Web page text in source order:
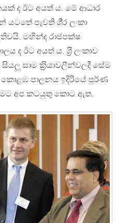
ද ඊට අයත් ය. මේ ආධාර
පැවති ශී‍්‍ර ලංකා
මහින්ද රාජපක්ෂ
ද ඊට අයත් ය. ශ‍්‍රී ලංකාව
සාම ක‍්‍රියාවලීන්වලදී සේම
පාලනය ඉදිරියේ පූර්ණ
අප කටයුතු කොට ඇත.